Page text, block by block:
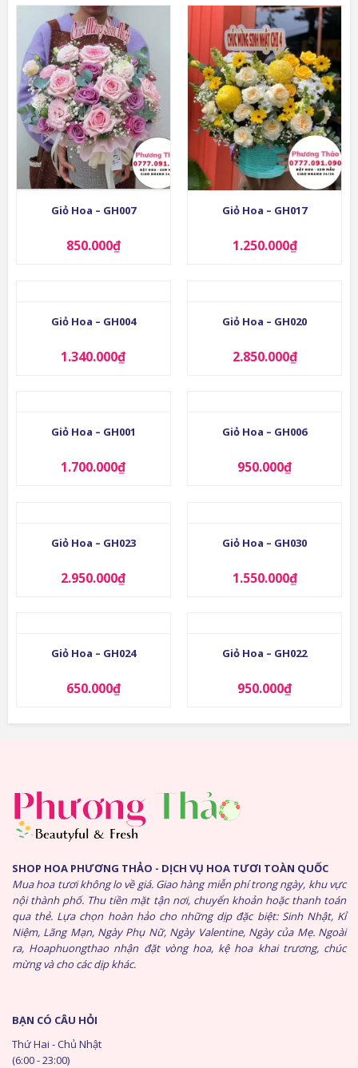
Giỏ Hoa – GH007
850.000₫
Giỏ Hoa – GH017
1.250.000₫
Giỏ Hoa – GH004
1.340.000₫
Giỏ Hoa – GH020
2.850.000₫
Giỏ Hoa – GH001
1.700.000₫
Giỏ Hoa – GH006
950.000₫
Giỏ Hoa – GH023
2.950.000₫
Giỏ Hoa – GH030
1.550.000₫
Giỏ Hoa – GH024
650.000₫
Giỏ Hoa – GH022
950.000₫
SHOP HOA PHƯƠNG THẢO - DỊCH VỤ HOA TƯƠI TOÀN QUỐC
Mua hoa tươi không lo về giá. Giao hàng miễn phí trong ngày, khu vực
nội thành phố. Thu tiền mặt tận nơi, chuyển khoản hoặc thanh toán
qua thẻ. Lựa chọn hoàn hảo cho những dịp đặc biệt: Sinh Nhật, Kỉ
Niệm, Lãng Mạn, Ngày Phụ Nữ, Ngày Valentine, Ngày của Mẹ. Ngoài
ra, Hoaphuongthao nhận đặt vòng hoa, kệ hoa khai trương, chúc
mừng và cho các dịp khác.
BẠN CÓ CÂU HỎI
Thứ Hai - Chủ Nhật
(6:00 - 23:00)